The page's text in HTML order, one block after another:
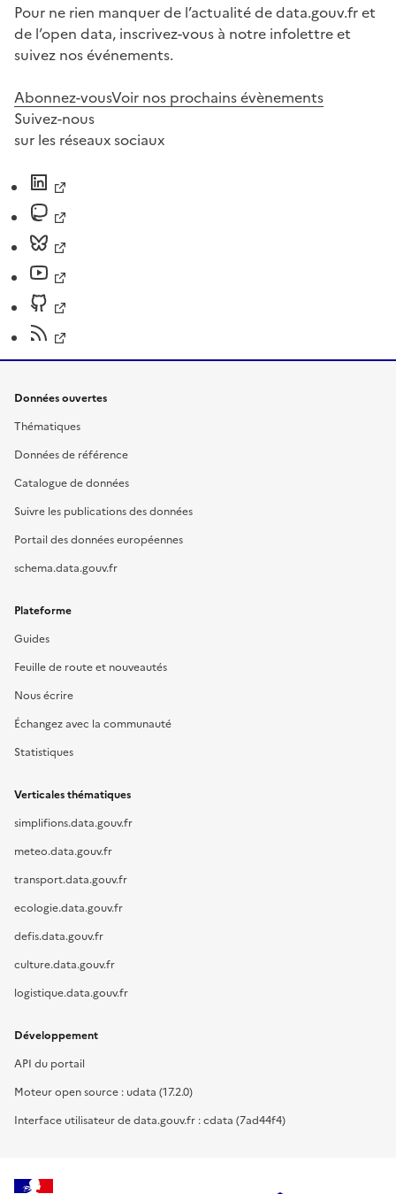
Pour ne rien manquer de l’actualité de data.gouv.fr et
de l’open data, inscrivez-vous à notre infolettre et
suivez nos événements.
Abonnez-vousVoir nos prochains évènements
Suivez-nous
sur les réseaux sociaux
Données ouvertes
Thématiques
Données de référence
Catalogue de données
Suivre les publications des données
Portail des données européennes
schema.data.gouv.fr
Plateforme
Guides
Feuille de route et nouveautés
Nous écrire
Échangez avec la communauté
Statistiques
Verticales thématiques
simplifions.data.gouv.fr
meteo.data.gouv.fr
transport.data.gouv.fr
ecologie.data.gouv.fr
defis.data.gouv.fr
culture.data.gouv.fr
logistique.data.gouv.fr
Développement
API du portail
Moteur open source : udata (17.2.0)
Interface utilisateur de data.gouv.fr : cdata (7ad44f4)